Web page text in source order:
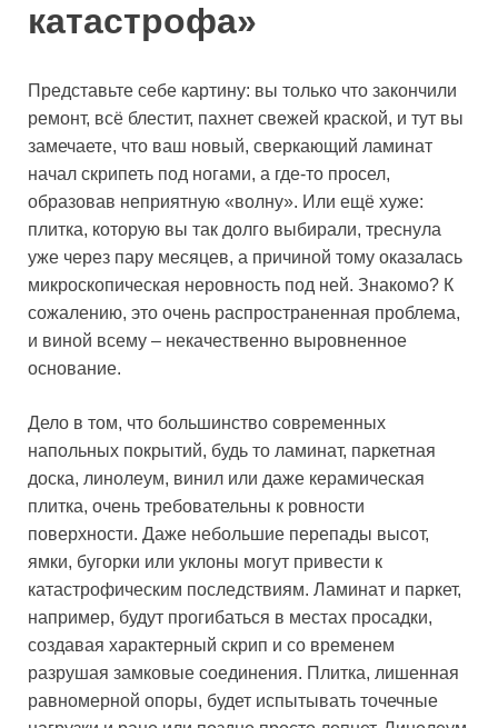
катастрофа»
Представьте себе картину: вы только что закончили
ремонт, всё блестит, пахнет свежей краской, и тут вы
замечаете, что ваш новый, сверкающий ламинат
начал скрипеть под ногами, а где-то просел,
образовав неприятную «волну». Или ещё хуже:
плитка, которую вы так долго выбирали, треснула
уже через пару месяцев, а причиной тому оказалась
микроскопическая неровность под ней. Знакомо? К
сожалению, это очень распространенная проблема,
и виной всему – некачественно выровненное
основание.
Дело в том, что большинство современных
напольных покрытий, будь то ламинат, паркетная
доска, линолеум, винил или даже керамическая
плитка, очень требовательны к ровности
поверхности. Даже небольшие перепады высот,
ямки, бугорки или уклоны могут привести к
катастрофическим последствиям. Ламинат и паркет,
например, будут прогибаться в местах просадки,
создавая характерный скрип и со временем
разрушая замковые соединения. Плитка, лишенная
равномерной опоры, будет испытывать точечные